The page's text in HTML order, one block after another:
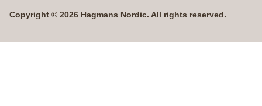
Copyright © 2026 Hagmans Nordic. All rights reserved.